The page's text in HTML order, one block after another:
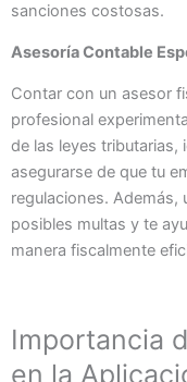
sanciones costosas.
Asesoría Contable
Contar con un asesor
profesional
de las leyes
asegurarse de que tu
regulaciones.
posibles multas y te
manera fiscalmente
Importancia
en la